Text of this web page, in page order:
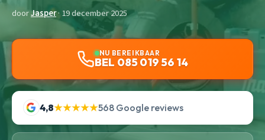
doorJasper· 19 december 2025
NU BEREIKBAAR
BEL 085 019 56 14
4,8★★★★★568 Google reviews